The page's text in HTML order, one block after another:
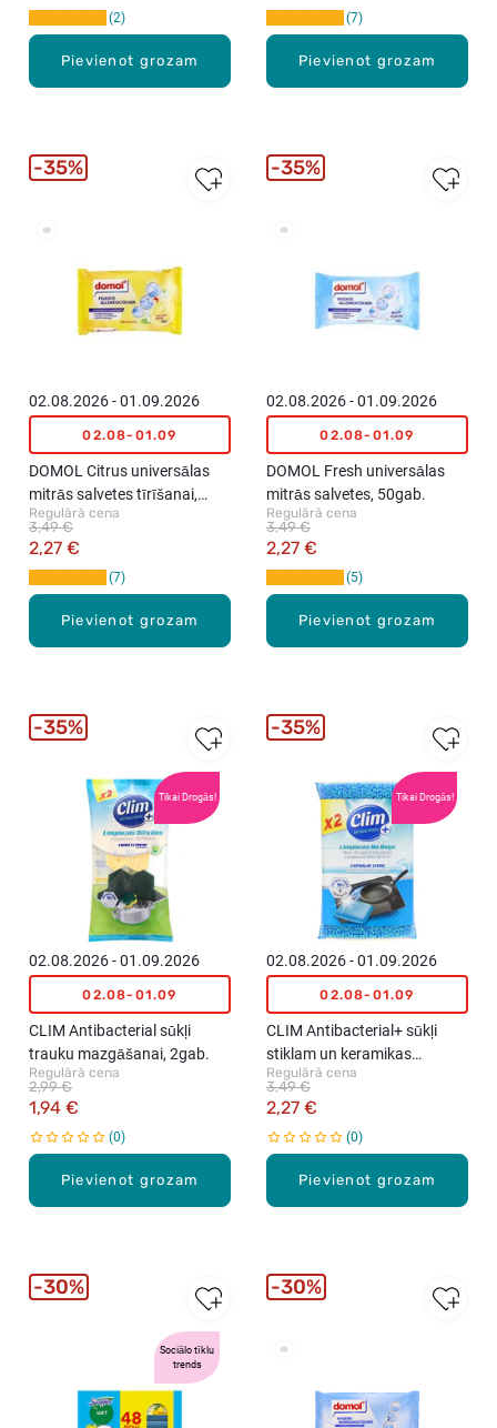
Pievienot grozam
2
Pievienot grozam
7
Pievienot grozam
02.08.2026 - 01.09.2026
02.08-01.09
DOMOL Citrus universālas
mitrās salvetes tīrīšanai,
50gab.
Regulārā cena
2,27 €
3,49 €
7
35%
Pievienot grozam
02.08.2026 - 01.09.2026
02.08-01.09
DOMOL Fresh universālas
mitrās salvetes, 50gab.
Regulārā cena
2,27 €
3,49 €
5
35%
Tikai Drogās!
Pievienot grozam
02.08.2026 - 01.09.2026
02.08-01.09
CLIM Antibacterial sūkļi
trauku mazgāšanai, 2gab.
Regulārā cena
1,94 €
2,99 €
0
35%
Tikai Drogās!
Pievienot grozam
02.08.2026 - 01.09.2026
02.08-01.09
CLIM Antibacterial+ sūkļi
stiklam un keramikas
virsmām, 2gab.
Regulārā cena
2,27 €
3,49 €
0
35%
Sociālo tīklu
trends
30% 30%